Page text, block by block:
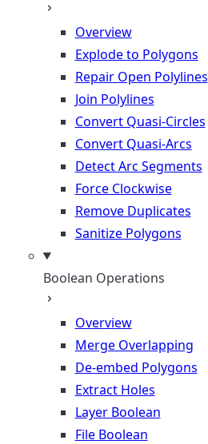
Overview
Explode to Polygons
Repair Open Polylines
Join Polylines
Convert Quasi-Circles
Convert Quasi-Arcs
Detect Arc Segments
Force Clockwise
Remove Duplicates
Sanitize Polygons
Boolean Operations
Overview
Merge Overlapping
De-embed Polygons
Extract Holes
Layer Boolean
File Boolean